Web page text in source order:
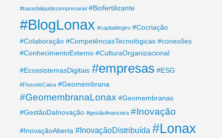
#basedaliquidezempresarial #Biofertilizante
#BlogLonax #capitaldegiro #Cocriação
#Colaboração #CompetênciasTecnológicas #conexões
#ConhecimentoExterno #CulturaOrganizacional
#EcossistemasDigitais #empresas #ESG
#FluxodeCaixa #Geomembrana
#GeomembranaLonax #Geomembranas
#GestãoDaInovação #gestãofinanceira #Inovação
#InovaçãoAberta #InovaçãoDistribuída #Lonax